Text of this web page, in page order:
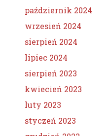
październik 2024
wrzesień 2024
sierpień 2024
lipiec 2024
sierpień 2023
kwiecień 2023
luty 2023
styczeń 2023